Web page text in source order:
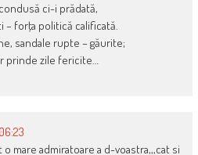
ci-i prădată,
– forţa politică calificată.
sandale rupte – găurite;
prinde zile fericite…
mare admiratoare a d-voastra,,,cat si